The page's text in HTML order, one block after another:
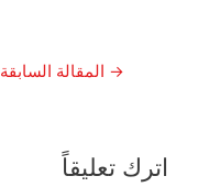
تصفّح→ المقالة السابقة
اترك تعليقاً